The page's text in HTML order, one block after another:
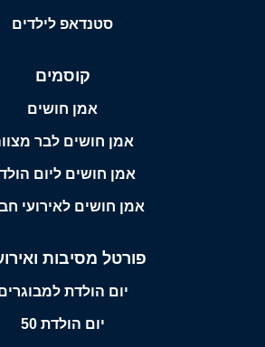
סטנדאפ לילדים
קוסמים
אמן חושים
אמן חושים לבר
אמן חושים ליום
אמן חושים לאירועי
פורטל מסיבות
יום הולדת
יום הולדת 50